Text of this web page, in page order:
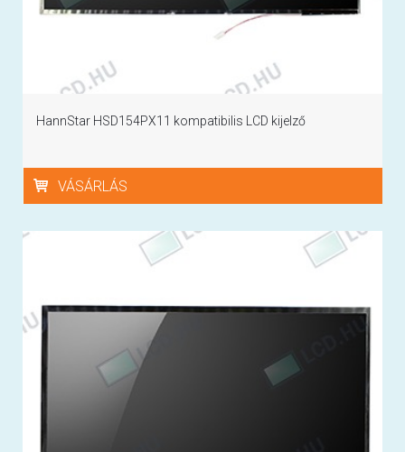
HannStar HSD154PX11 kompatibilis LCD kijelző
VÁSÁRLÁS